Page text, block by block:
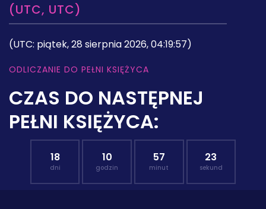
(UTC, UTC)
(UTC: piątek, 28 sierpnia 2026, 04:19:57)
ODLICZANIE DO PEŁNI KSIĘŻYCA
CZAS DO NASTĘPNEJ
PEŁNI KSIĘŻYCA:
18
dni
10
godzin
57
minut
22
sekund